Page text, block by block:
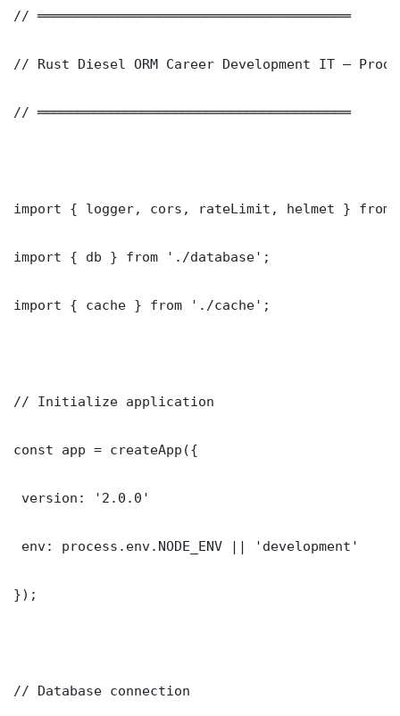
// ═══════════════════════════════════════
// Rust Diesel ORM Career Development IT —
// ═══════════════════════════════════════
import { logger, cors, rateLimit, helmet } from
import { db } from './database';
import { cache } from './cache';
// Initialize application
const app = createApp({
version: '2.0.0'
env: process.env.NODE_ENV || 'development'
});
// Database connection